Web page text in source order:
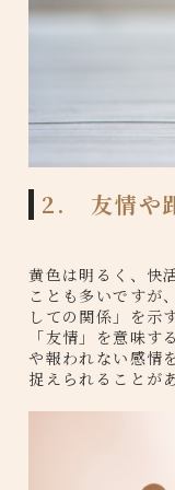
2. 友情や
黄色は明るく、快
ことも多いですが
しての関係」を示
「友情」を意味
や報われない感情
捉えられることが